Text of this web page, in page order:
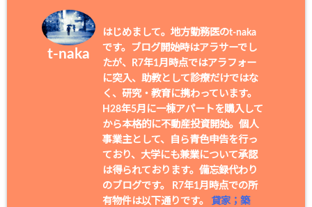
t-naka
はじめまして。地方勤務医のt-naka
です。ブログ開始時はアラサーでし
たが、R7年1月時点ではアラフォー
に突入、助教として診療だけではな
く、研究・教育に携わっています。
H28年5月に一棟アパートを購入して
から本格的に不動産投資開始。個人
事業主として、自ら青色申告を行っ
ており、大学にも兼業について承認
は得られております。備忘録代わり
のブログです。 R7年1月時点での所
有物件は以下通りです。 貸家；築